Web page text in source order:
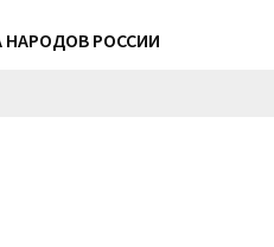
НАРОДОВ РОССИИ